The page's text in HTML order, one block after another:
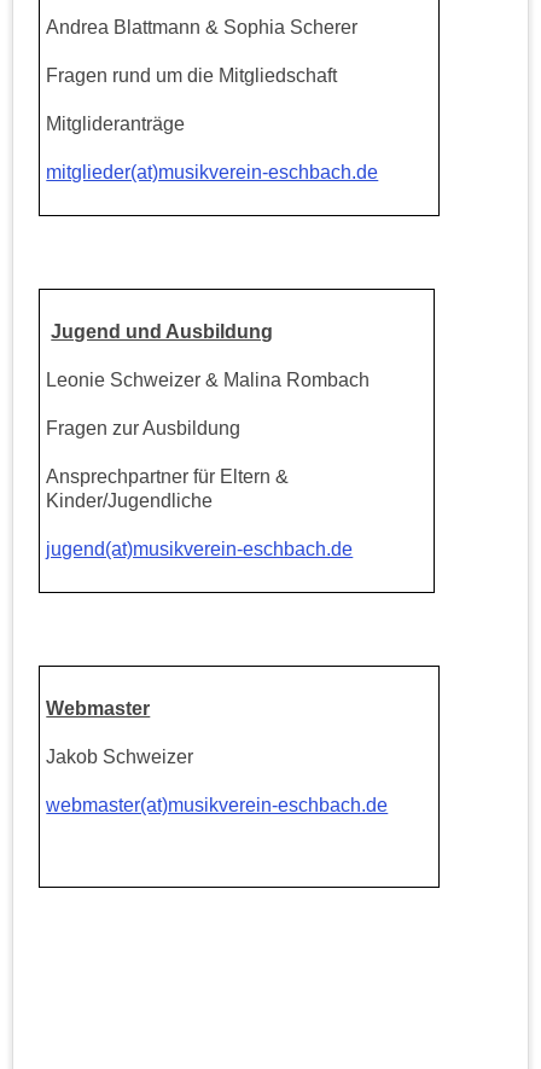
Andrea Blattmann & Sophia Scherer
Fragen rund um die Mitgliedschaft
Mitglideranträge
mitglieder(at)musikverein-eschbach.de
Jugend und Ausbildung
Leonie Schweizer & Malina Rombach
Fragen zur Ausbildung
Ansprechpartner für Eltern &
Kinder/Jugendliche
jugend(at)musikverein-eschbach.de
Webmaster
Jakob Schweizer
webmaster(at)musikverein-eschbach.de